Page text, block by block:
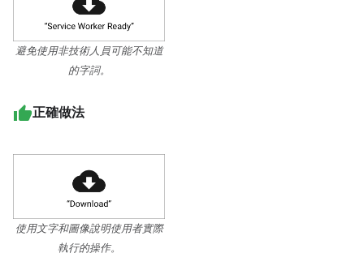
避免使用非技術人員可能不知道
的字詞。
正確做法
使用文字和圖像說明使用者實際
執行的操作。